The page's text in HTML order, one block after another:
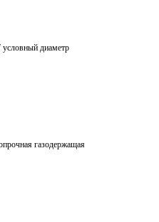
условный диаметр
газодержащая